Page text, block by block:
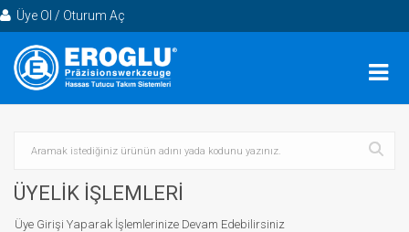
Üye Ol / Oturum Aç
ÜYELİK İŞLEMLERİ
Üye Girişi Yaparak İşlemlerinize Devam Edebilirsiniz